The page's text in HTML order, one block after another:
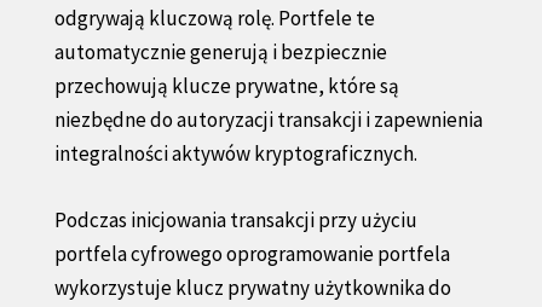
odgrywają kluczową rolę. Portfele te
automatycznie generują i bezpiecznie
przechowują klucze prywatne, które są
niezbędne do autoryzacji transakcji i zapewnienia
integralności aktywów kryptograficznych.
Podczas inicjowania transakcji przy użyciu
portfela cyfrowego oprogramowanie portfela
wykorzystuje klucz prywatny użytkownika do